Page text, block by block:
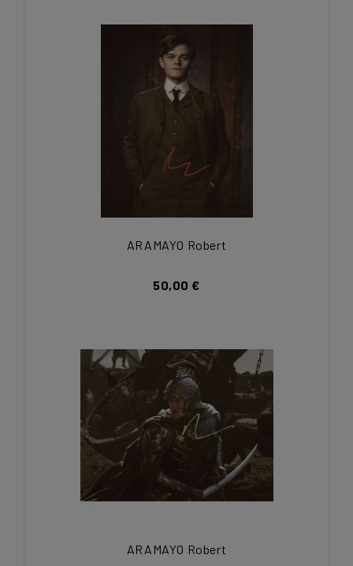
ARAMAYO Robert
50,00 €
ARAMAYO Robert